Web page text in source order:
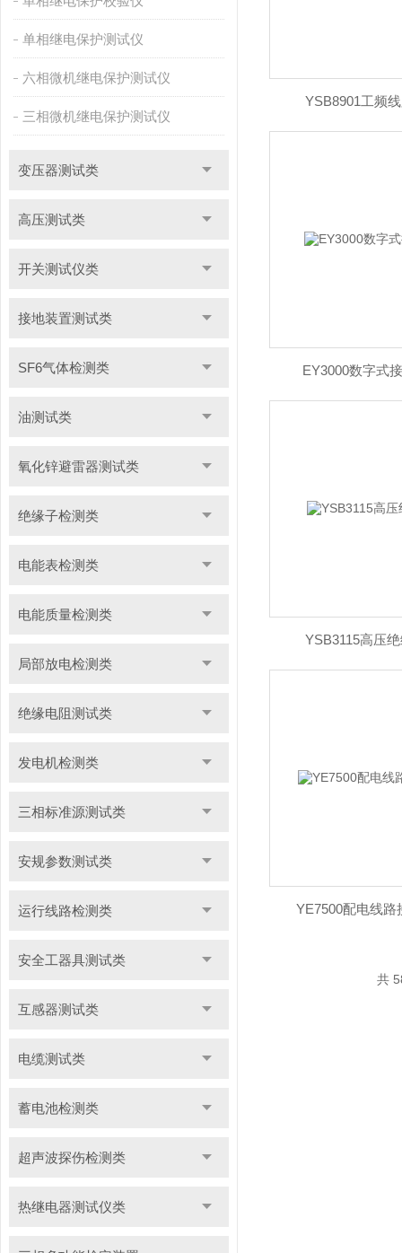
单相继电保护测试仪
六相微机继电保护测试仪
三相微机继电保护测试仪
变压器测试类
高压测试类
开关测试仪类
接地装置测试类
SF6气体检测类
油测试类
氧化锌避雷器测试类
绝缘子检测类
电能表检测类
电能质量检测类
局部放电检测类
绝缘电阻测试类
发电机检测类
三相标准源测试类
安规参数测试类
运行线路检测类
安全工器具测试类
互感器测试类
电缆测试类
蓄电池检测类
超声波探伤检测类
热继电器测试仪类
YSB8901工频
EY3000数字式
YSB3115高压
YE7500配电线路
共